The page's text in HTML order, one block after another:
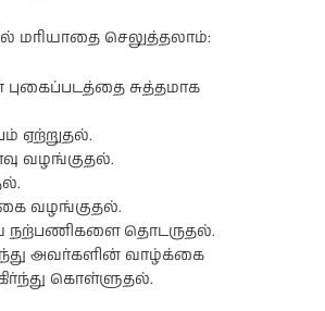
மரியாதை செலுத்தலாம்:
சுத்தமாக
ஏற்றுதல்.
வழங்குதல்.
வழங்குதல்.
நற்பணிகளை தொடருதல்.
அவர்களின் வாழ்க்கை
கொள்ளுதல்.